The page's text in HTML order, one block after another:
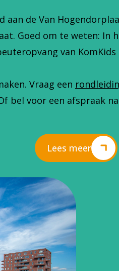
de Van
Goed om te weten:
van KomKids
Vraag een
bel voor een afspraak
Lees meer